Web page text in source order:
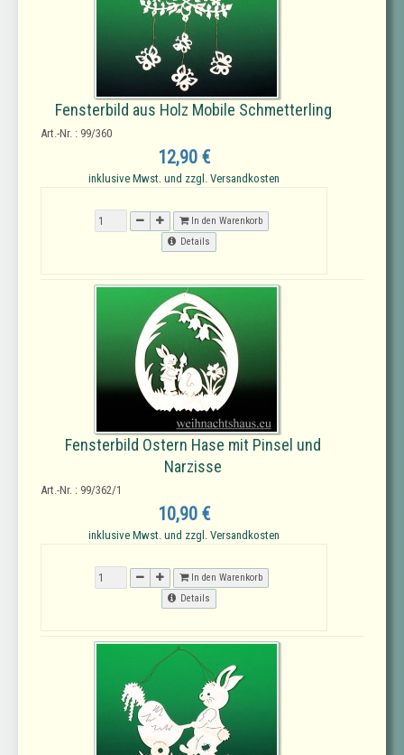
Fensterbild aus Holz Mobile Schmetterling
Art.-Nr. : 99/360
12,90 €
inklusive Mwst. und zzgl. Versandkosten
In den Warenkorb
Details
Fensterbild Ostern Hase mit Pinsel und
Narzisse
Art.-Nr. : 99/362/1
10,90 €
inklusive Mwst. und zzgl. Versandkosten
In den Warenkorb
Details